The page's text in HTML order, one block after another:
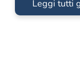
Leggi tutti